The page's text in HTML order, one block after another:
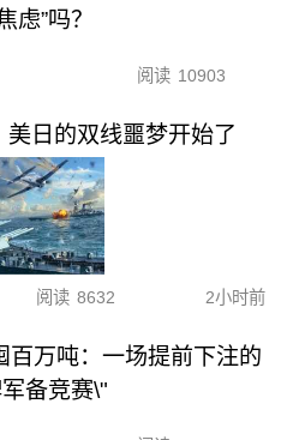
虑”吗？
阅读 10903
日的双线噩梦开始了
阅读 8632 2小时前
百万吨：一场提前下注的
备竞赛\"